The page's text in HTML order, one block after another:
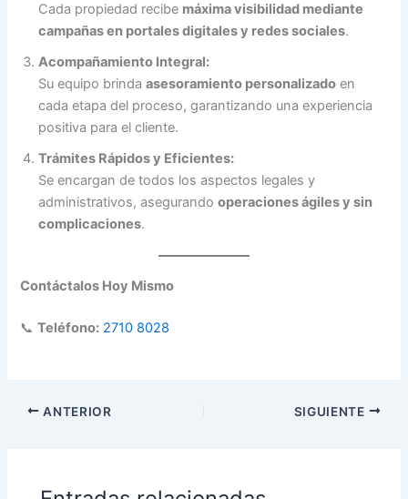
Cada propiedad recibe máxima visibilidad mediante
campañas en portales digitales y redes sociales.
Acompañamiento Integral:
Su equipo brindaasesoramiento personalizado en
cada etapa del proceso, garantizando una experiencia
positiva para el cliente.
Trámites Rápidos y Eficientes:
Se encargan de todos los aspectos legales y
administrativos, asegurandooperaciones ágiles y sin
complicaciones.
Contáctalos Hoy Mismo
📞Teléfono: 2710 8028
ANTERIOR SIGUIENTE